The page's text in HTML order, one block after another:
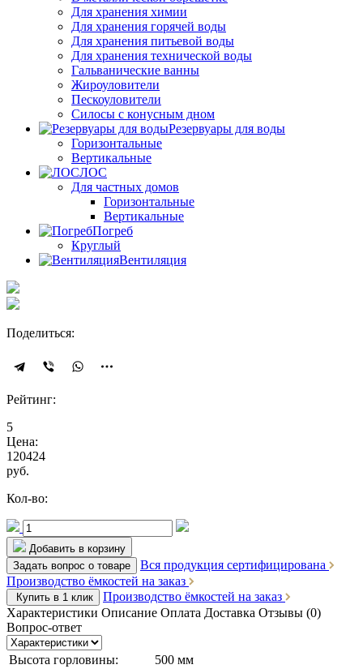
Для хранения химии
Для хранения горячей воды
Для хранения питьевой воды
Для хранения технической воды
Гальванические ванны
Жироуловители
Пескоуловители
Силосы с конусным дном
Резервуары для воды
Горизонтальные
Вертикальные
ЛОС
Для частных домов
Горизонтальные
Вертикальные
Погреб
Круглый
Вентиляция
Поделиться:
Рейтинг:
5
Цена:
120424
руб.
Кол-во:
Добавить в корзину
Задать вопрос о товаре
Вся продукция сертифицирована
Производство ёмкостей на заказ
Купить в 1 клик
Производство ёмкостей на заказ
Характеристики Описание Оплата Доставка Отзывы (0)
Вопрос-ответ
Высота горловины:
500 мм